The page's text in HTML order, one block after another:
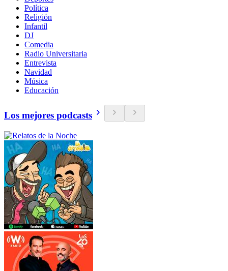
Política
Religión
Infantil
DJ
Comedia
Radio Universitaria
Entrevista
Navidad
Música
Educación
Los mejores podcasts